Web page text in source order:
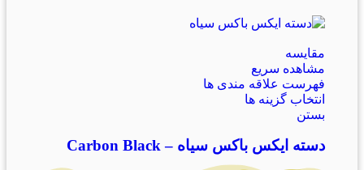
مقایسه
مشاهده سریع
فهرست علاقه مندی ها
انتخاب گزینه ها
بستن
دسته ایکس باکس سیاه – Carbon Black